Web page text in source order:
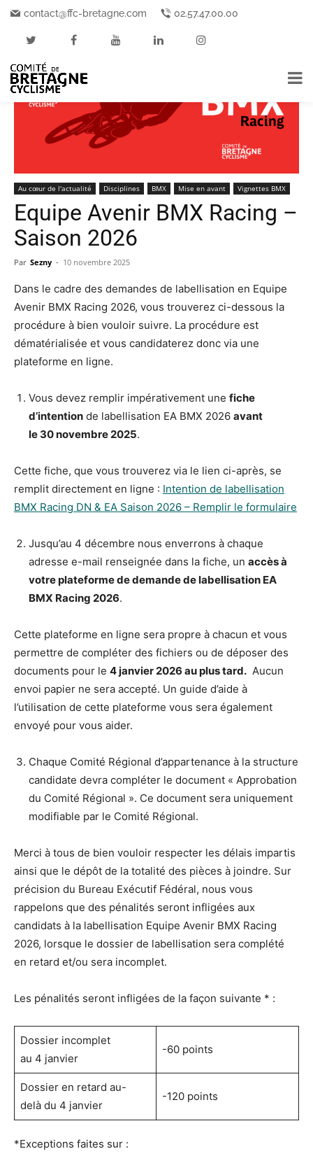
contact@ffc-bretagne.com 02.57.47.00.00
Accueil Au cœur de l'actualité
Au cœur de l'actualité Disciplines BMX Mise en avant Vignettes BMX
Equipe Avenir BMX Racing –
Saison 2026
Par Sezny - 10 novembre 2025
Dans le cadre des demandes de labellisation en Equipe
Avenir BMX Racing 2026, vous trouverez ci-dessous la
procédure à bien vouloir suivre. La procédure est
dématérialisée et vous candidaterez donc via une
plateforme en ligne.
Vous devez remplir impérativement une fiche
d’intention de labellisation EA BMX 2026 avant
le 30novembre 2025.
Cette fiche, que vous trouverez via le lien ci-après, se
remplit directement en ligne : Intention de labellisation
BMX Racing DN & EA Saison 2026 – Remplir le formulaire
Jusqu’au 4 décembre nous enverrons à chaque
adresse e-mail renseignée dans la fiche, un accès à
votre plateforme de demande de labellisation EA
BMX Racing 2026.
Cette plateforme en ligne sera propre à chacun et vous
permettre de compléter des fichiers ou de déposer des
documents pour le 4janvier 2026 au plus tard. Aucun
envoi papier ne sera accepté. Un guide d’aide à
l’utilisation de cette plateforme vous sera également
envoyé pour vous aider.
Chaque Comité Régional d’appartenance à la structure
candidate devra compléter le document « Approbation
du Comité Régional ». Ce document sera uniquement
modifiable par le Comité Régional.
Merci à tous de bien vouloir respecter les délais impartis
ainsi que le dépôt de la totalité des pièces à joindre. Sur
précision du Bureau Exécutif Fédéral, nous vous
rappelons que des pénalités seront infligées aux
candidats à la labellisation Equipe Avenir BMX Racing
2026, lorsque le dossier de labellisation sera complété
en retard et/ou sera incomplet.
Les pénalités seront infligées de la façon suivante * :
Dossier incomplet
au 4 janvier
-60 points
Dossier en retard au-
delà du 4 janvier
-120 points
*Exceptions faites sur :